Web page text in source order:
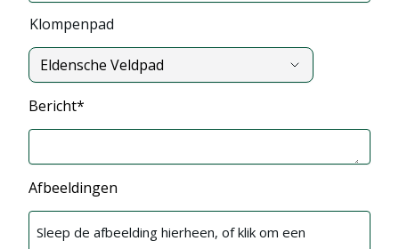
Klompenpad
Eldensche Veldpad
,
Bericht*
Afbeeldingen
Sleep de afbeelding hierheen, of klik om een